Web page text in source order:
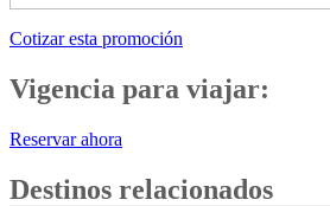
Cotizar esta promoción
Vigencia para viajar:
Reservar ahora
Destinos relacionados